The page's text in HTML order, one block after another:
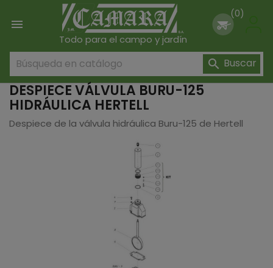

Todo para el campo y jardín
(0)
 Buscar
DESPIECE VÁLVULA BURU-125
HIDRÁULICA HERTELL
Despiece de la válvula hidráulica Buru-125 de Hertell